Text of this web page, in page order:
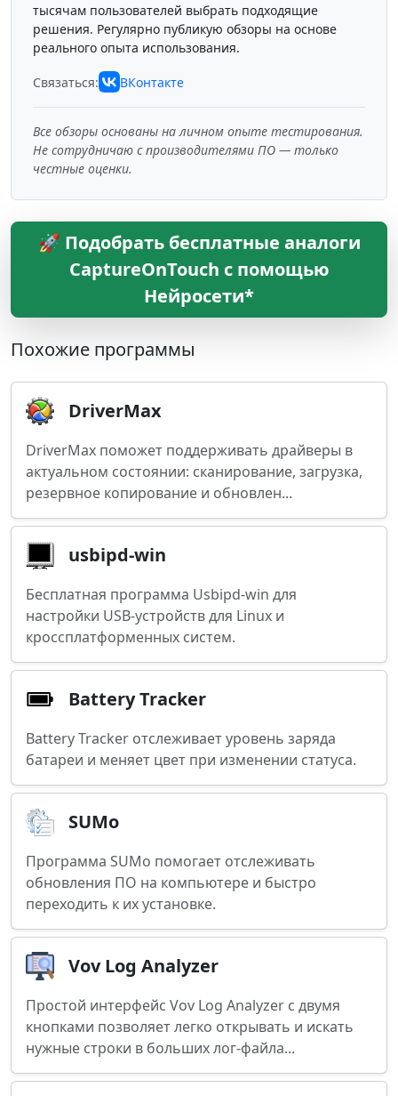
тысячам пользователей выбрать подходящие
решения. Регулярно публикую обзоры на основе
реального опыта использования.
Связаться: ВКонтакте
Все обзоры основаны на личном опыте тестирования.
Не сотрудничаю с производителями ПО — только
честные оценки.
🚀 Подобрать бесплатные аналоги
CaptureOnTouch с помощью
Нейросети*
Похожие программы
DriverMax
DriverMax поможет поддерживать драйверы в
актуальном состоянии: сканирование, загрузка,
резервное копирование и обновлен...
usbipd-win
Бесплатная программа Usbipd-win для
настройки USB-устройств для Linux и
кроссплатформенных систем.
Battery Tracker
Battery Tracker отслеживает уровень заряда
батареи и меняет цвет при изменении статуса.
SUMo
Программа SUMo помогает отслеживать
обновления ПО на компьютере и быстро
переходить к их установке.
Vov Log Analyzer
Простой интерфейс Vov Log Analyzer с двумя
кнопками позволяет легко открывать и искать
нужные строки в больших лог-файла...